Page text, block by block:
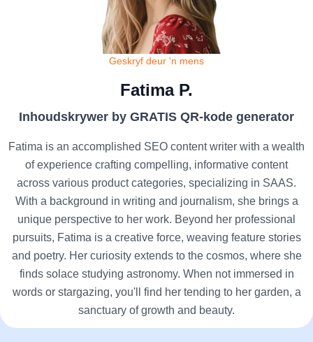
Geskryf deur 'n mens
Fatima P.
Inhoudskrywer by GRATIS QR-kode generator
Fatima is an accomplished SEO content writer with a wealth
of experience crafting compelling, informative content
across various product categories, specializing in SAAS.
With a background in writing and journalism, she brings a
unique perspective to her work. Beyond her professional
pursuits, Fatima is a creative force, weaving feature stories
and poetry. Her curiosity extends to the cosmos, where she
finds solace studying astronomy. When not immersed in
words or stargazing, you'll find her tending to her garden, a
sanctuary of growth and beauty.